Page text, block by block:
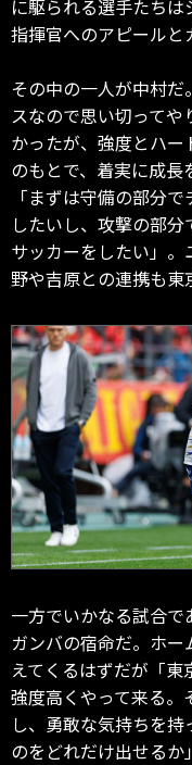
に駆られる選手たちは
指揮官へのアピールと
その中の一人が中村
スなので思い切って
かったが、強度とハ
のもとで、着実に成長
「まずは守備の部分
したいし、攻撃の部
サッカーをしたい」
野や吉原との連携も東
一方でいかなる試合
ガンバの宿命だ。ホ
えてくるはずだが「
強度高くやって来る
し、勇敢な気持ちを
のをどれだけ出せるか